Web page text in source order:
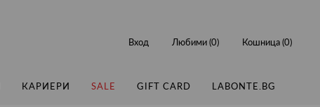
КАРИЕРИ SALE GIFT CARD LABONTE.BG
Вход Любими (0) Кошница (0)